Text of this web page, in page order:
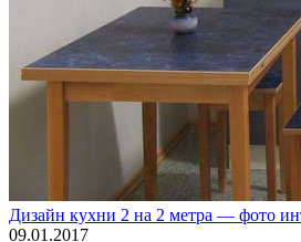
Дизайн кухни 2 на 2 метра — фото
09.01.2017